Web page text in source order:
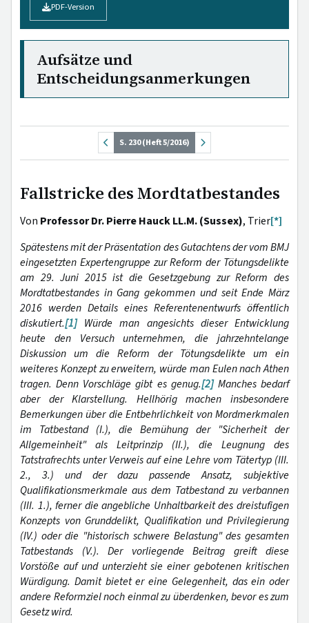
PDF-Version
Aufsätze und
Entscheidungsanmerkungen
S. 230 (Heft 5/2016)
Fallstricke des Mordtatbestandes
Von Professor Dr. Pierre Hauck LL.M. (Sussex), Trier[*]
Spätestens mit der Präsentation des Gutachtens der vom BMJ
eingesetzten Expertengruppe zur Reform der Tötungsdelikte
am 29. Juni 2015 ist die Gesetzgebung zur Reform des
Mordtatbestandes in Gang gekommen und seit Ende März
2016 werden Details eines Referentenentwurfs öffentlich
diskutiert.[1]Würde man angesichts dieser Entwicklung
heute den Versuch unternehmen, die jahrzehntelange
Diskussion um die Reform der Tötungsdelikte um ein
weiteres Konzept zu erweitern, würde man Eulen nach Athen
tragen. Denn Vorschläge gibt es genug.[2]Manches bedarf
aber der Klarstellung. Hellhörig machen insbesondere
Bemerkungen über die Entbehrlichkeit von Mordmerkmalen
im Tatbestand (I.), die Bemühung der "Sicherheit der
Allgemeinheit" als Leitprinzip (II.), die Leugnung des
Tatstrafrechts unter Verweis auf eine Lehre vom Tätertyp (III.
2., 3.) und der dazu passende Ansatz, subjektive
Qualifikationsmerkmale aus dem Tatbestand zu verbannen
(III. 1.), ferner die angebliche Unhaltbarkeit des dreistufigen
Konzepts von Grunddelikt, Qualifikation und Privilegierung
(IV.) oder die "historisch schwere Belastung" des gesamten
Tatbestands (V.). Der vorliegende Beitrag greift diese
Vorstöße auf und unterzieht sie einer gebotenen kritischen
Würdigung. Damit bietet er eine Gelegenheit, das ein oder
andere Reformziel noch einmal zu überdenken, bevor es zum
Gesetz wird.